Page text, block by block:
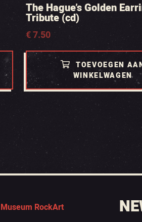
The Hague’s Golden
Tribute (cd)
€7.50
TOEVOEGEN
WINKELWAGEN
Museum RockArt